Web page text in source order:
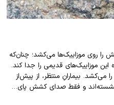
را روی موزاییک‌ها می‌کشد؛ چنان‌که
موزاییک‌های قدیمی را جدا کند.
می‌کشد. بیمارانِ منتظر، از پیش‌از
نشسته‌اند و فقط صدای کشش پای…